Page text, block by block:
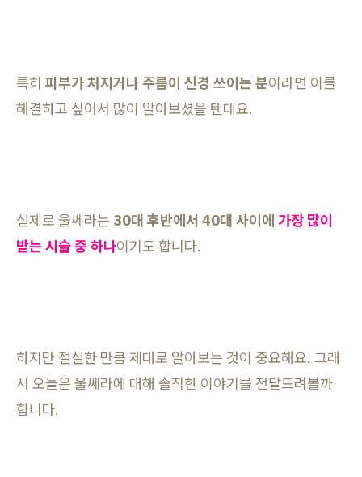
특히 피부가 처지거나 주름이 신경 쓰이는 분이라면 이를
해결하고 싶어서 많이 알아보셨을 텐데요.
실제로 울쎄라는 30대 후반에서 40대 사이에 가장 많이
받는 시술 중 하나이기도 합니다.
하지만 절실한 만큼 제대로 알아보는 것이 중요해요. 그래
서 오늘은 울쎄라에 대해 솔직한 이야기를 전달드려볼까
합니다.